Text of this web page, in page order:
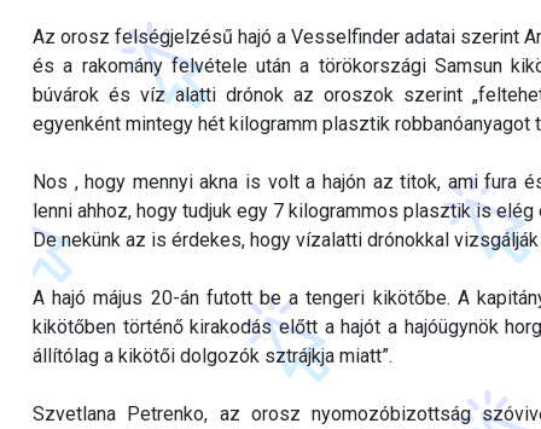
Az orosz felségjelzésű hajó a Vesselfinder adatai szerint
és a rakomány felvétele után a törökországi Samsun
búvárok és víz alatti drónok az oroszok szerint
egyenként mintegy hét kilogramm plasztik robbanóanyagot
Nos , hogy mennyi akna is volt a hajón az titok, ami fura
lenni ahhoz, hogy tudjuk egy 7 kilogrammos plasztik is
De nekünk az is érdekes, hogy vízalatti drónokkal
A hajó május 20-án futott be a tengeri kikötőbe. A
kikötőben történő kirakodás előtt a hajót a hajóügynök
állítólag a kikötői dolgozók sztrájkja miatt”.
Szvetlana Petrenko, az orosz nyomozóbizottság